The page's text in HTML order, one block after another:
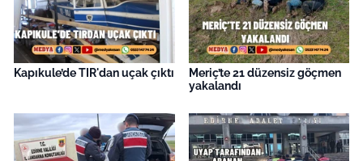
Kapıkule’de TIR'dan uçak çıktı
Meriç’te 21 düzensiz göçmen
yakalandı